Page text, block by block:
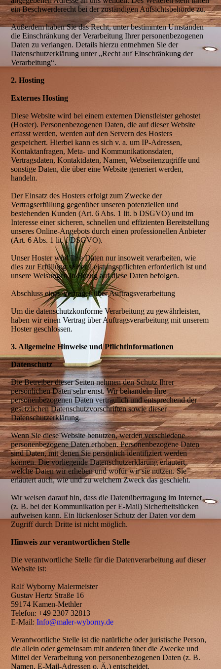
ein Beschwerderecht bei der zuständigen Aufsichtsbehörde zu.
Außerdem haben Sie das Recht, unter bestimmten Umständen
die Einschränkung der Verarbeitung Ihrer personenbezogenen
Daten zu verlangen. Details hierzu entnehmen Sie der
Datenschutzerklärung unter „Recht auf Einschränkung der
Verarbeitung“.
2. Hosting
Externes Hosting
Diese Website wird bei einem externen Dienstleister gehostet
(Hoster). Personenbezogenen Daten, die auf dieser Website
erfasst werden, werden auf den Servern des Hosters
gespeichert. Hierbei kann es sich v. a. um IP-Adressen,
Kontaktanfragen, Meta- und Kommunikationsdaten,
Vertragsdaten, Kontaktdaten, Namen, Webseitenzugriffe und
sonstige Daten, die über eine Website generiert werden,
handeln.
Der Einsatz des Hosters erfolgt zum Zwecke der
Vertragserfüllung gegenüber unseren potenziellen und
bestehenden Kunden (Art. 6 Abs. 1 lit. b DSGVO) und im
Interesse einer sicheren, schnellen und effizienten Bereitstellung
unseres Online-Angebots durch einen professionellen Anbieter
(Art. 6 Abs. 1 lit. f DSGVO).
Unser Hoster wird Ihre Daten nur insoweit verarbeiten, wie
dies zur Erfüllung seiner Leistungspflichten erforderlich ist und
unsere Weisungen in Bezug auf diese Daten befolgen.
Abschluss eines Vertrages über Auftragsverarbeitung
Um die datenschutzkonforme Verarbeitung zu gewährleisten,
haben wir einen Vertrag über Auftragsverarbeitung mit unserem
Hoster geschlossen.
3. Allgemeine Hinweise und Pflichtinformationen
Datenschutz
Die Betreiber dieser Seiten nehmen den Schutz Ihrer
persönlichen Daten sehr ernst. Wir behandeln Ihre
personenbezogenen Daten vertraulich und entsprechend der
gesetzlichen Datenschutzvorschriften sowie dieser
Datenschutzerklärung.
Wenn Sie diese Website benutzen, werden verschiedene
personenbezogene Daten erhoben. Personenbezogene Daten
sind Daten, mit denen Sie persönlich identifiziert werden
können. Die vorliegende Datenschutzerklärung erläutert,
welche Daten wir erheben und wofür wir sie nutzen. Sie
erläutert auch, wie und zu welchem Zweck das geschieht.
Wir weisen darauf hin, dass die Datenübertragung im Internet
(z. B. bei der Kommunikation per E-Mail) Sicherheitslücken
aufweisen kann. Ein lückenloser Schutz der Daten vor dem
Zugriff durch Dritte ist nicht möglich.
Hinweis zur verantwortlichen Stelle
Die verantwortliche Stelle für die Datenverarbeitung auf dieser
Website ist:
Ralf Wyborny Malermeister
Gustav Hertz Straße 16
59174 Kamen-Methler
Telefon: +49 2307 32813
E-Mail:Info@maler-wyborny.de
Verantwortliche Stelle ist die natürliche oder juristische Person,
die allein oder gemeinsam mit anderen über die Zwecke und
Mittel der Verarbeitung von personenbezogenen Daten (z. B.
Namen, E-Mail-Adressen o. Ä.) entscheidet.